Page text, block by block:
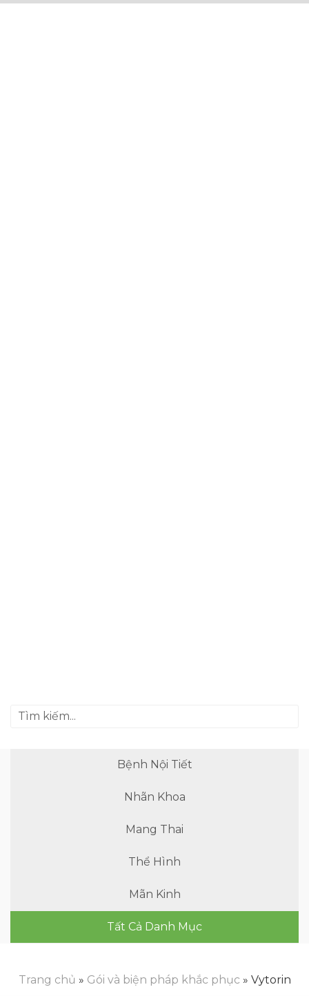
Bệnh Nội Tiết
Nhãn Khoa
Mang Thai
Thể Hình
Mãn Kinh
Tất Cả Danh Mục
Trang chủ » Gói và biện pháp khắc phục » Vytorin